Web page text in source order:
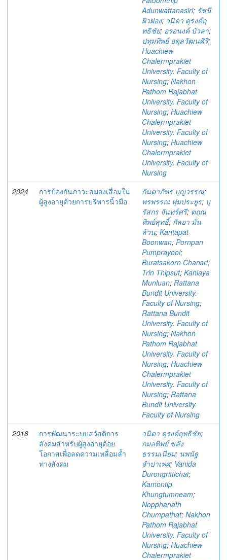
Adunwattanasiri; รัชนี
ผิวผ่อง; วนิดา ดุรงค์ฤ
ทธิชัย; อรอนงค์ บัวลา;
ปทุมทิพย์ อดุลวัฒนศิริ;
Huachiew
Chalermprakiet
University. Faculty of
Nursing; Nakhon
Pathom Rajabhat
University. Faculty of
Nursing; Huachiew
Chalermprakiet
University. Faculty of
Nursing; Huachiew
Chalermprakiet
University. Faculty of
Nursing
2024
การป้องกันภาวะสมองเสื่อมใน
ผู้สูงอายุด้วยการบริหารนิ้วมือ
กันตาภัทร บุญวรรณ;
พรพรรณ พุ่มประยูร; บุ
รัสกร จันทร์ศรี; ตฤณ
ทิพย์สุทธิ์; กัลยา มั่น
ล้วน; Kantapat
Boonwan; Pornpan
Pumprayool;
Buratsakorn Chansri;
Trin Thipsut; Kanlaya
Munluan; Rattana
Bundit University.
Faculty of Nursing;
Rattana Bundit
University. Faculty of
Nursing; Nakhon
Pathom Rajabhat
University. Faculty of
Nursing; Huachiew
Chalermprakiet
University. Faculty of
Nursing; Rattana
Bundit University.
Faculty of Nursing
2018
การพัฒนาระบบสวัสดิการ
สังคมสำหรับผู้สูงอายุด้อย
โอกาสเพื่อลดความเหลื่อมล้ำ
ทางสังคม
วนิดา ดุรงค์ฤทธิชัย;
กมลทิพย์ ขลัง
ธรรมเนียม; นพนัฐ
จำปาเทศ; Vanida
Durongrittichai;
Kamontip
Khungtumneam;
Nopphanath
Chumpathat; Nakhon
Pathom Rajabhat
University. Faculty of
Nursing; Huachiew
Chalermprakiet